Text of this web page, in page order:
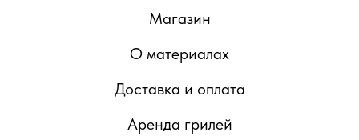
Магазин
О материалах
Доставка и оплата
Аренда грилей